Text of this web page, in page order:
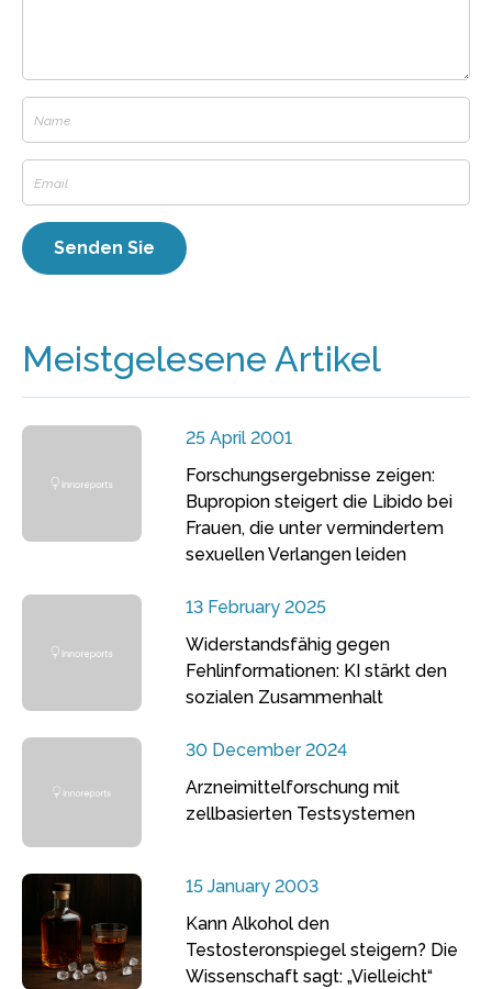
Meistgelesene Artikel
25 April 2001
Forschungsergebnisse zeigen:
Bupropion steigert die Libido bei
Frauen, die unter vermindertem
sexuellen Verlangen leiden
13 February 2025
Widerstandsfähig gegen
Fehlinformationen: KI stärkt den
sozialen Zusammenhalt
30 December 2024
Arzneimittelforschung mit
zellbasierten Testsystemen
15 January 2003
Kann Alkohol den
Testosteronspiegel steigern? Die
Wissenschaft sagt: „Vielleicht“